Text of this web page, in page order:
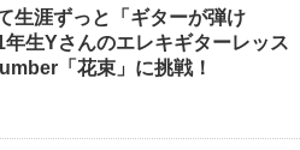
生涯ずっと「ギターが弾け
年生Yさんのエレキギターレッス
「花束」に挑戦！